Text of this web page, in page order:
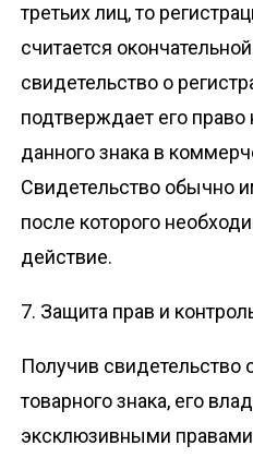
третьих лиц, то
считается
свидетельство о
подтверждает его право
данного знака в
Свидетельство обычно
после которого
действие.
7. Защита прав и
Получив свидетельство
товарного знака, его
эксклюзивными